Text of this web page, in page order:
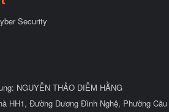
Security
NGUYỄN THẢO DIỄM HẰNG
HH1, Đường Dương Đình Nghệ, Phường